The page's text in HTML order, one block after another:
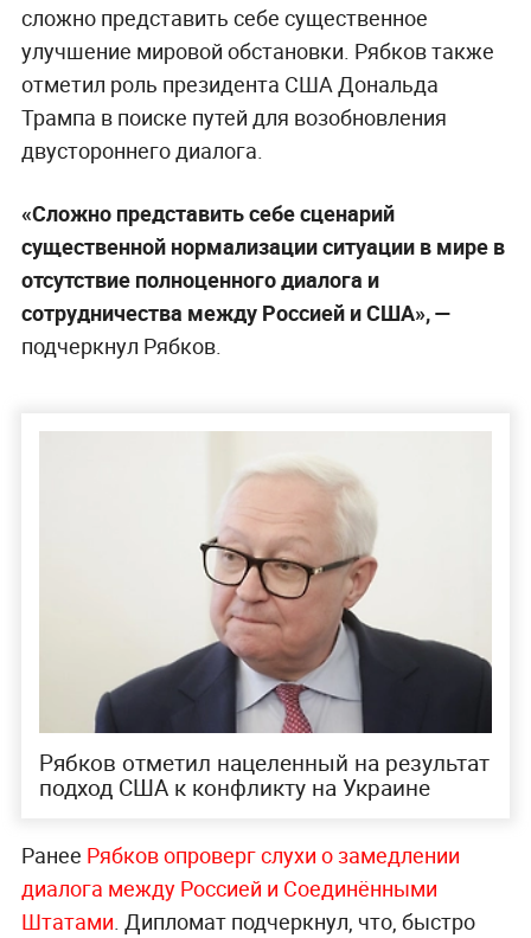
сложно представить себе существенное
улучшение мировой обстановки. Рябков также
отметил роль президента США Дональда
Трампа в поиске путей для возобновления
двустороннего диалога.
«Сложно представить себе сценарий
существенной нормализации ситуации в мире в
отсутствие полноценного диалога и
сотрудничества между Россией и США», —
подчеркнул Рябков.
Рябков отметил нацеленный на результат
подход США к конфликту на Украине
Ранее Рябков опроверг слухи о замедлении
диалога между Россией и Соединёнными
Штатами. Дипломат подчеркнул, что, быстро